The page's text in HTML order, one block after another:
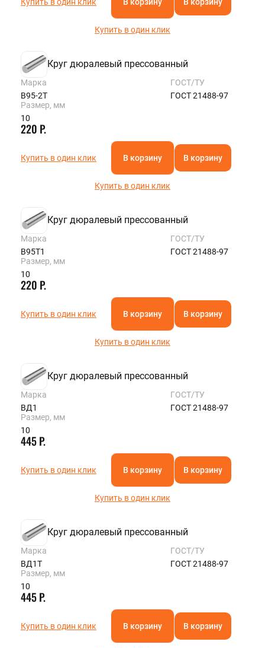
Купить в один клик
Круг дюралевый прессованный
Марка
В95-2Т
ГОСТ/ТУ
ГОСТ 21488-97
Размер, мм
10
220 Р.
Купить в один клик В корзину В корзину
Купить в один клик
Круг дюралевый прессованный
Марка
В95Т1
ГОСТ/ТУ
ГОСТ 21488-97
Размер, мм
10
220 Р.
Купить в один клик В корзину В корзину
Купить в один клик
Круг дюралевый прессованный
Марка
ВД1
ГОСТ/ТУ
ГОСТ 21488-97
Размер, мм
10
445 Р.
Купить в один клик В корзину В корзину
Купить в один клик
Круг дюралевый прессованный
Марка
ВД1Т
ГОСТ/ТУ
ГОСТ 21488-97
Размер, мм
10
445 Р.
Купить в один клик В корзину В корзину